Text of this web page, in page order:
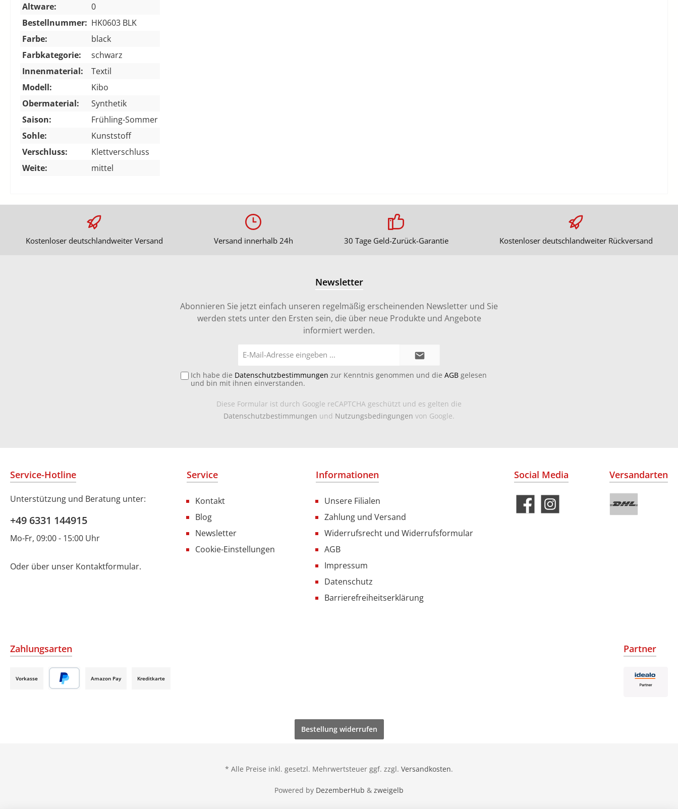
Altware:
0
Bestellnummer: HK0603 BLK
Farbe:
black
Farbkategorie:
schwarz
Innenmaterial:
Textil
Modell:
Kibo
Obermaterial:
Synthetik
Saison:
Frühling-Sommer
Sohle:
Kunststoff
Verschluss:
Klettverschluss
Weite:
mittel
Kostenloser deutschlandweiter Versand Versand innerhalb 24h 30 Tage Geld-Zurück-Garantie Kostenloser deutschlandweiter Rückversand
Newsletter
Abonnieren Sie jetzt einfach unseren regelmäßig erscheinenden Newsletter und Sie
werden stets unter den Ersten sein, die über neue Produkte und Angebote
informiert werden.
Mail-
Ich habe die Datenschutzbestimmungen zur Kenntnis genommen und die AGB gelesen
und bin mit ihnen einverstanden.
Diese Formular ist durch Google reCAPTCHA geschützt und es gelten die
Datenschutzbestimmungen und Nutzungsbedingungen von Google.
Service-Hotline
Unterstützung und Beratung unter:
+49 6331 144915
Mo-Fr, 09:00 - 15:00 Uhr
Oder über unser Kontaktformular.
Service
Kontakt
Blog
Newsletter
Cookie-Einstellungen
Informationen
Unsere Filialen
Zahlung und Versand
Widerrufsrecht und Widerrufsformular
AGB
Impressum
Datenschutz
Barrierefreiheitserklärung
Social Media Versandarten
Zahlungsarten
Vorkasse Amazon Pay Kreditkarte
Partner
Bestellung widerrufen
* Alle Preise inkl. gesetzl. Mehrwertsteuer ggf. zzgl. Versandkosten.
Powered by DezemberHub & zweigelb